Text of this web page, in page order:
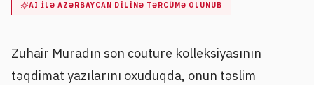
AI ILƏ AZƏRBAYCAN DILINƏ TƏRCÜMƏ OLUNUB
Zuhair Muradın son couture kolleksiyasının
təqdimat yazılarını oxuduqda, onun təslim